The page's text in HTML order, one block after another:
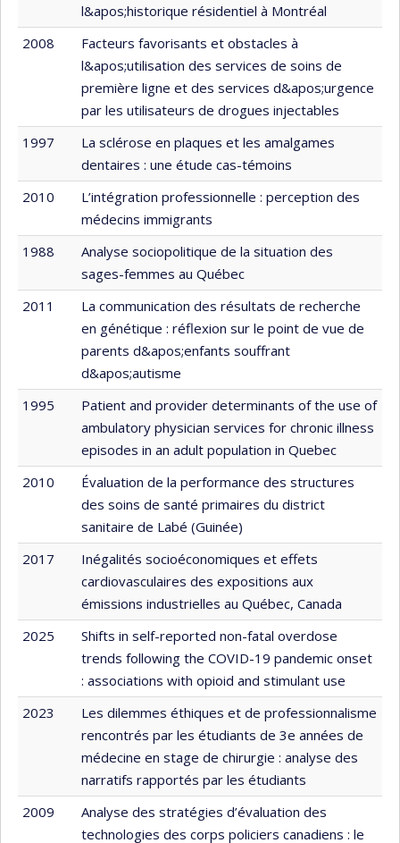
l&apos;historique résidentiel à Montréal
2008
Facteurs favorisants et obstacles à
l&apos;utilisation des services de soins de
première ligne et des services d&apos;urgence
par les utilisateurs de drogues injectables
1997
La sclérose en plaques et les amalgames
dentaires : une étude cas-témoins
2010
L’intégration professionnelle : perception des
médecins immigrants
1988
Analyse sociopolitique de la situation des
sages-femmes au Québec
2011
La communication des résultats de recherche
en génétique : réflexion sur le point de vue de
parents d&apos;enfants souffrant
d&apos;autisme
1995
Patient and provider determinants of the use of
ambulatory physician services for chronic illness
episodes in an adult population in Quebec
2010
Évaluation de la performance des structures
des soins de santé primaires du district
sanitaire de Labé (Guinée)
2017
Inégalités socioéconomiques et effets
cardiovasculaires des expositions aux
émissions industrielles au Québec, Canada
2025
Shifts in self-reported non-fatal overdose
trends following the COVID-19 pandemic onset
: associations with opioid and stimulant use
2023
Les dilemmes éthiques et de professionnalisme
rencontrés par les étudiants de 3e années de
médecine en stage de chirurgie : analyse des
narratifs rapportés par les étudiants
2009
Analyse des stratégies d’évaluation des
technologies des corps policiers canadiens : le